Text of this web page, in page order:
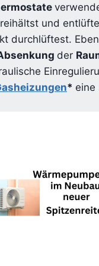
und
durchlüftest.
der
* eine